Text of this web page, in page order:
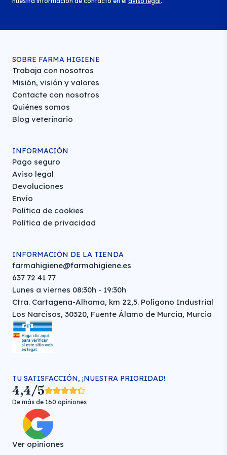
SOBRE FARMA HIGIENE
Trabaja con nosotros
Misión, visión y valores
Contacte con nosotros
Quiénes somos
Blog veterinario
INFORMACIÓN
Pago seguro
Aviso legal
Devoluciones
Envío
Política de cookies
Política de privacidad
INFORMACIÓN DE LA TIENDA
farmahigiene@farmahigiene.es
637 72 41 77
Lunes a viernes 08:30h - 19:30h
Ctra. Cartagena-Alhama, km 22,5. Polígono Industrial
Los Narcisos, 30320, Fuente Álamo de Murcia, Murcia
TU SATISFACCIÓN, ¡NUESTRA PRIORIDAD!
4,4/5
De más de 160 opiniones
Ver opiniones